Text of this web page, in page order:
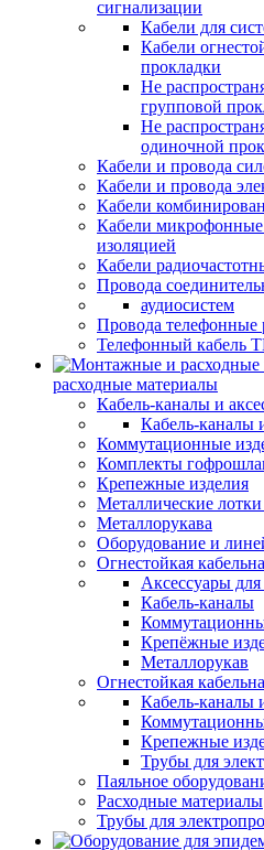
сигнализации
Кабели для
Кабели
прокладки
Не
групповой
Не
одиночной
Кабели и провода
Кабели и провода
Кабели
Кабели микрофонные
изоляцией
Кабели
Провода
аудиосистем
Провода телефонные
Телефонный кабель
расходные материалы
Кабель-каналы и
Кабель-каналы
Коммутационные
Комплекты
Крепежные изделия
Металлические
Металлорукава
Оборудование и
Огнестойкая
Аксессуары
Кабель-каналы
Крепёжные
Металлорукав
Огнестойкая
Кабель-каналы
Крепежные
Трубы для
Паяльное
Расходные материалы
Трубы для